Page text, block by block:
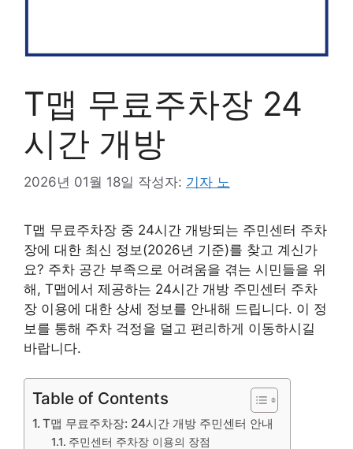
T맵 무료주차장 24
시간 개방
2026년 01월 18일 작성자: 기자 노
T맵 무료주차장 중 24시간 개방되는 주민센터 주차
장에 대한 최신 정보(2026년 기준)를 찾고 계신가
요? 주차 공간 부족으로 어려움을 겪는 시민들을 위
해, T맵에서 제공하는 24시간 개방 주민센터 주차
장 이용에 대한 상세 정보를 안내해 드립니다. 이 정
보를 통해 주차 걱정을 덜고 편리하게 이동하시길
바랍니다.
Table of Contents
T맵 무료주차장: 24시간 개방 주민센터 안내
주민센터 주차장 이용의 장점